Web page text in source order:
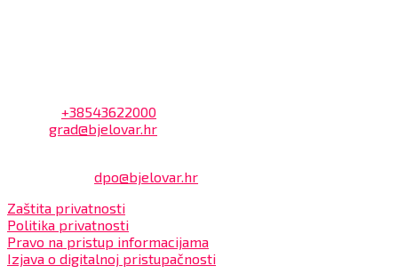
+38543622000
grad@bjelovar.hr
dpo@bjelovar.hr
Zaštita privatnosti
Politika privatnosti
Pravo na pristup informacijama
Izjava o digitalnoj pristupačnosti